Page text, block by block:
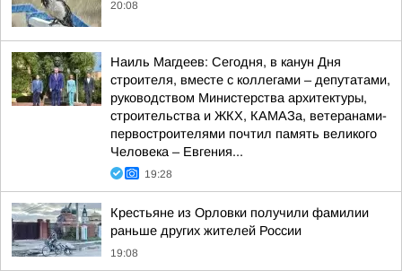
20:08
Наиль Магдеев: Сегодня, в канун Дня
строителя, вместе с коллегами – депутатами,
руководством Министерства архитектуры,
строительства и ЖКХ, КАМАЗа, ветеранами-
первостроителями почтил память великого
Человека – Евгения...
19:28
Крестьяне из Орловки получили фамилии
раньше других жителей России
19:08